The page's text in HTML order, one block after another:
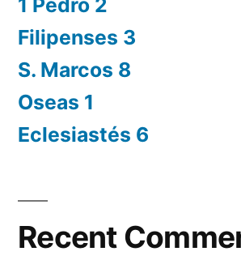
Filipenses 3
S. Marcos 8
Oseas 1
Eclesiastés 6
Recent